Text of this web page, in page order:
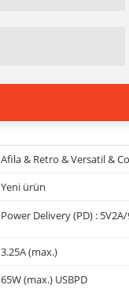
Afila & Retro & Versatil &
Yeni ürün
Power Delivery (PD) :
3.25A (max.)
65W (max.) USBPD